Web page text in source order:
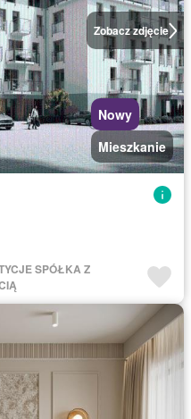
Zobacz zdjęcie
Nowy
Mieszkanie
SPÓŁKA Z